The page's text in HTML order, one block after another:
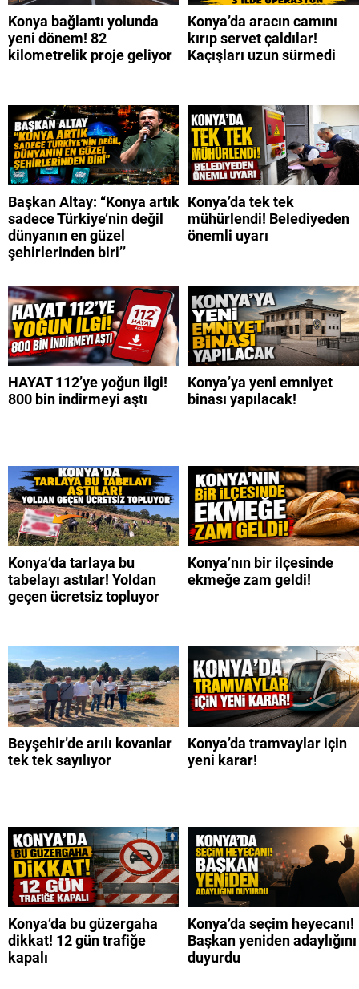
Konya bağlantı yolunda
yeni dönem! 82
kilometrelik proje geliyor
Konya’da aracın camını
kırıp servet çaldılar!
Kaçışları uzun sürmedi
Başkan Altay: “Konya artık
sadece Türkiye’nin değil
dünyanın en güzel
şehirlerinden biri’’
Konya’da tek tek
mühürlendi! Belediyeden
önemli uyarı
HAYAT 112’ye yoğun ilgi!
800 bin indirmeyi aştı
Konya’ya yeni emniyet
binası yapılacak!
Konya’da tarlaya bu
tabelayı astılar! Yoldan
geçen ücretsiz topluyor
Konya’nın bir ilçesinde
ekmeğe zam geldi!
Beyşehir’de arılı kovanlar
tek tek sayılıyor
Konya’da tramvaylar için
yeni karar!
Konya’da bu güzergaha
dikkat! 12 gün trafiğe
kapalı
Konya’da seçim heyecanı!
Başkan yeniden adaylığını
duyurdu